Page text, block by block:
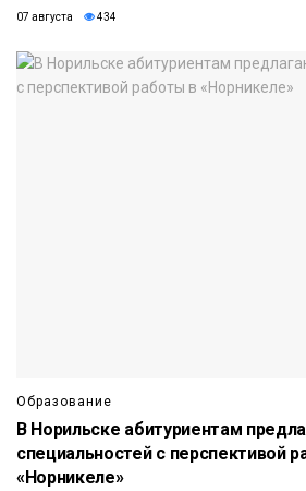
07 августа 434
Образование
В Норильске абитуриентам
специальностей с перспективой
«Норникеле»